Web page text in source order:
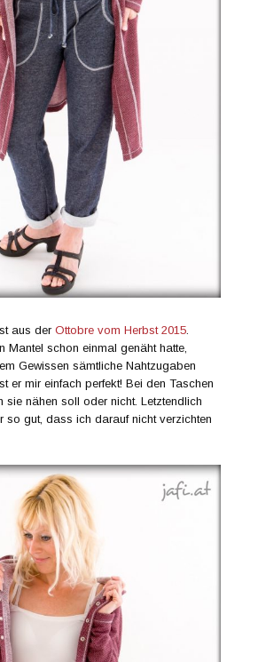
aus derOttobre vom Herbst 2015.
Mantel schon einmal genäht hatte,
Gewissen sämtliche Nahtzugaben
er mir einfach perfekt! Bei den Taschen
sie nähen soll oder nicht. Letztendlich
so gut, dass ich darauf nicht verzichten